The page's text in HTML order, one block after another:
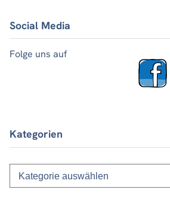
Social Media
Folge uns auf
Kategorien
Kategorien